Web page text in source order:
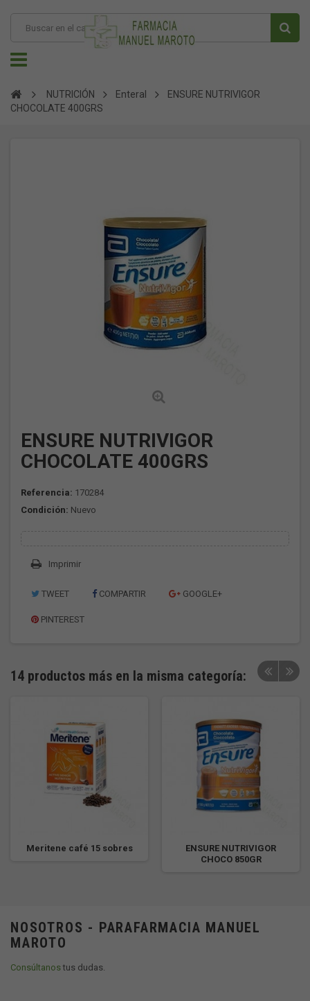
NUTRICIÓN Enteral
ENSURE NUTRIVIGOR
CHOCOLATE 400GRS
ENSURE NUTRIVIGOR
CHOCOLATE 400GRS
Referencia: 170284
Condición: Nuevo
Imprimir
TWEET COMPARTIR GOOGLE+
PINTEREST
14 productos más en la misma categoría:
Meritene café 15 sobres
ENSURE NUTRIVIGOR
CHOCO 850GR
NOSOTROS - PARAFARMACIA MANUEL
MAROTO
Consúltanostus dudas.